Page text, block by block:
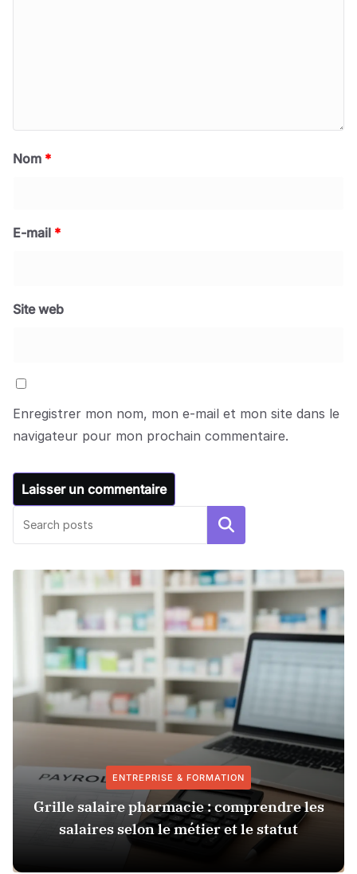
Nom *
E-mail *
Site web
Enregistrer mon nom, mon e-mail et mon site dans le
navigateur pour mon prochain commentaire.
Rechercher
ENTREPRISE & FORMATION
Grille salaire pharmacie : comprendre les
salaires selon le métier et le statut